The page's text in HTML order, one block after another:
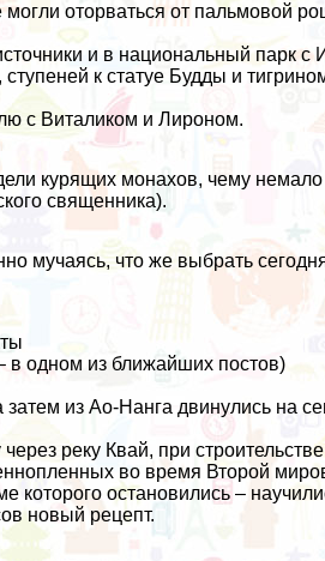
оторваться от пальмовой
и в национальный парк
к статуе Будды и
с Виталиком и Лироном.
курящих монахов, чему немало
священника).
мучаясь, что же выбрать
в одном из ближайших постов)
затем из Ао-Нанга двинулись на
реку Квай, при строительстве
во время Второй
остановились –
новый рецепт.